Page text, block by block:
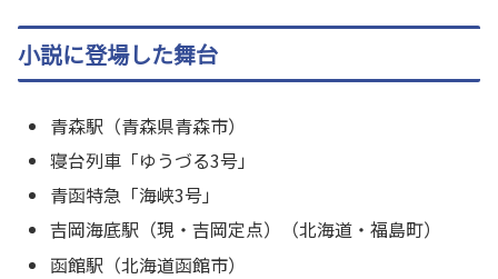
小説に登場した舞台
青森駅（青森県青森市）
寝台列車「ゆうづる3号」
青函特急「海峡3号」
吉岡海底駅（現・吉岡定点）（北海道・福島町）
函館駅（北海道函館市）